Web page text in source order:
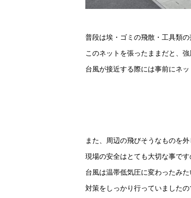
普段は埃・ゴミの飛散・工具類
このネットを張ったままだと、
台風が接近する際には事前にネ
また、周辺の飛びそうなものを
現場の安全はとても大切な事で
台風は温帯低気圧に変わったみ
対策をしっかり行っていました